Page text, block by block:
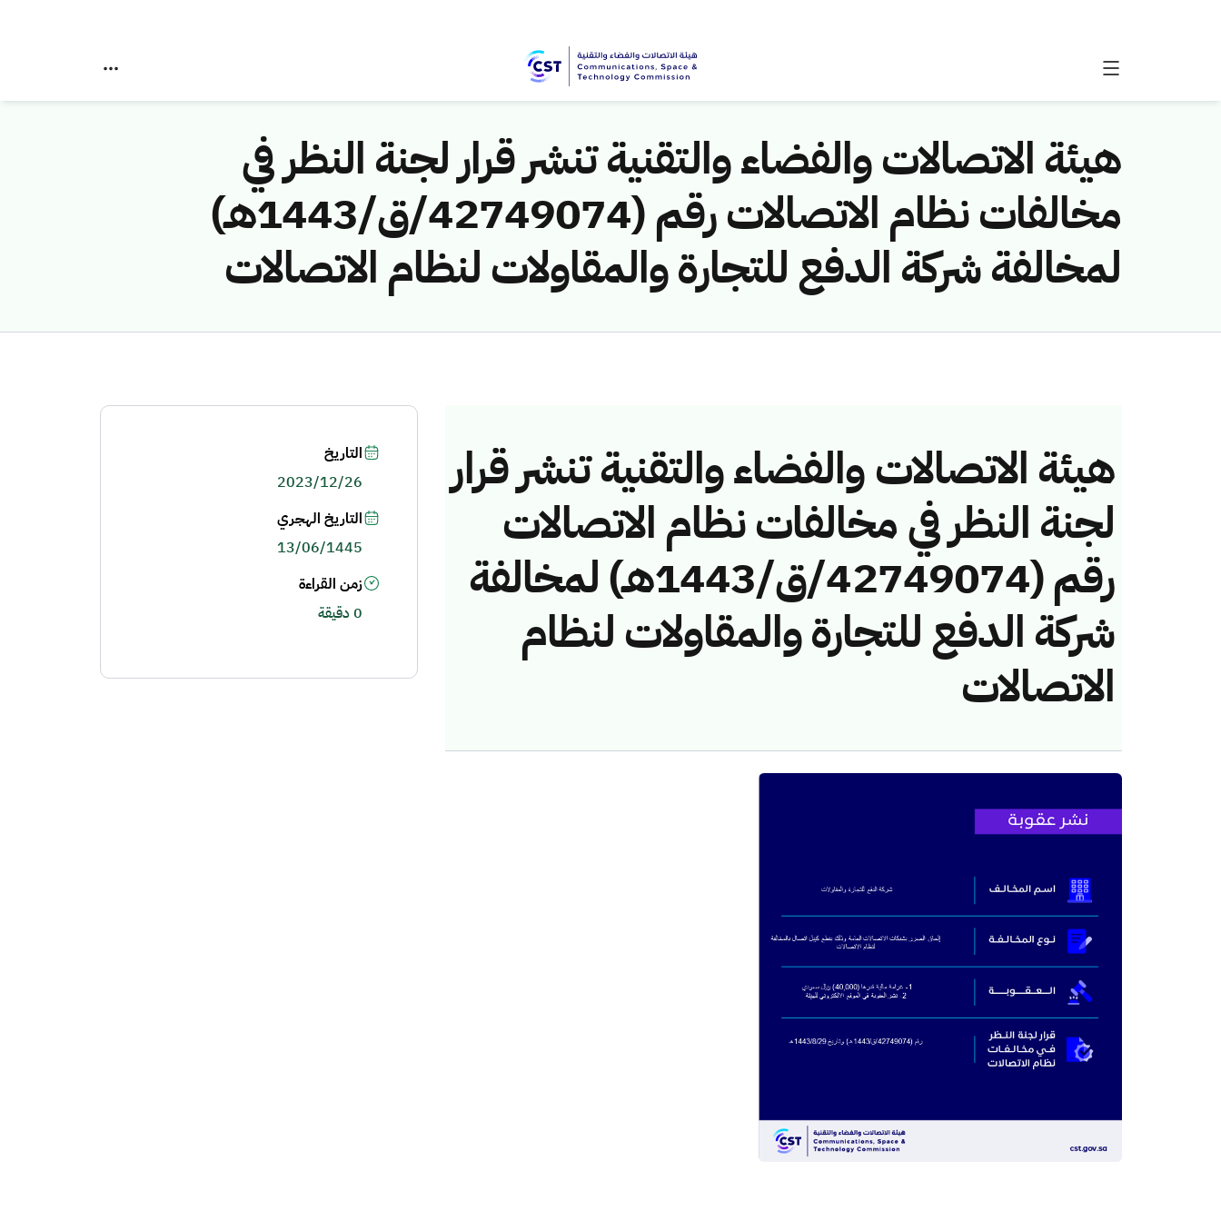
هيئة الاتصالات والفضاء والتقنية تنشر قرار لجنة النظر في
مخالفات نظام الاتصالات رقم (42749074/ق/1443هـ)
لمخالفة شركة الدفع للتجارة والمقاولات لنظام الاتصالات
هيئة الاتصالات والفضاء والتقنية تنشر قرار
لجنة النظر في مخالفات نظام الاتصالات
رقم (42749074/ق/1443هـ) لمخالفة
شركة الدفع للتجارة والمقاولات لنظام
الاتصالات
التاريخ
2023/12/26
التاريخ الهجري
13/06/1445
زمن القراءة
0 دقيقة